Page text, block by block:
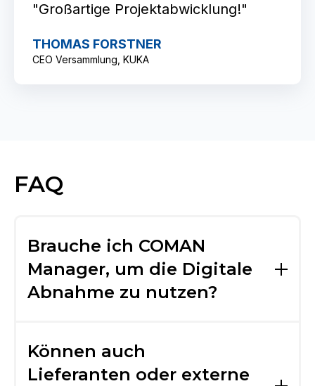
"Großartige Projektabwicklung!"
THOMAS FORSTNER
CEO Versammlung, KUKA
FAQ
Brauche ich COMAN
Manager, um die Digitale
Abnahme zu nutzen?
COMAN Manager statt. Die Durchführung
erfolgt komplett über COMAN Mobile.
Können auch
Lieferanten oder externe